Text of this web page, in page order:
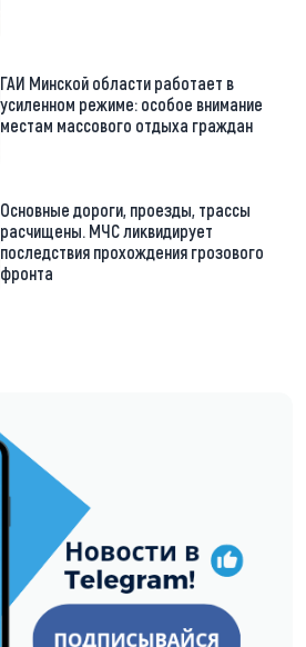
ГАИ Минской области работает в
усиленном режиме: особое внимание
местам массового отдыха граждан
Основные дороги, проезды, трассы
расчищены. МЧС ликвидирует
последствия прохождения грозового
фронта